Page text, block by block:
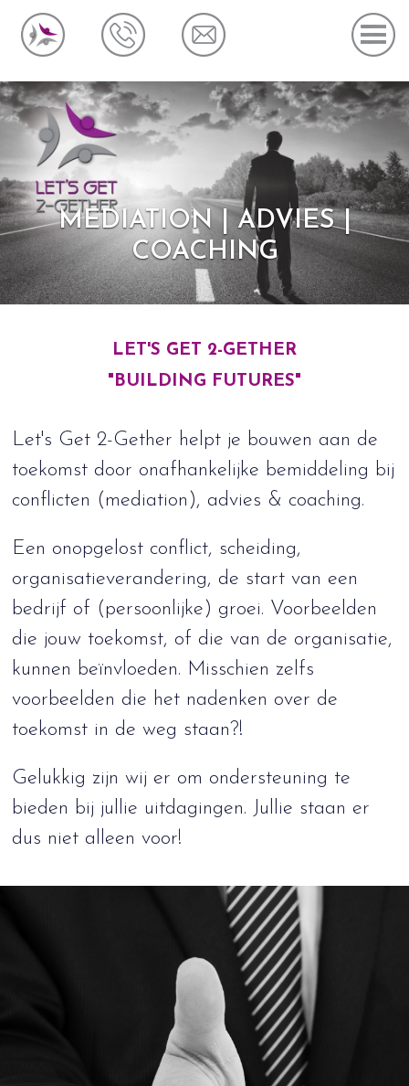
MEDIATION | ADVIES |
COACHING
LET'S GET 2-GETHER
"BUILDING FUTURES"
Let's Get 2-Gether helpt je bouwen aan de
toekomst door onafhankelijke bemiddeling bij
conflicten (mediation), advies & coaching.
Een onopgelost conflict, scheiding,
organisatieverandering, de start van een
bedrijf of (persoonlijke) groei. Voorbeelden
die jouw toekomst, of die van de organisatie,
kunnen beïnvloeden. Misschien zelfs
voorbeelden die het nadenken over de
toekomst in de weg staan?!
Gelukkig zijn wij er om ondersteuning te
bieden bij jullie uitdagingen. Jullie staan er
dus niet alleen voor!